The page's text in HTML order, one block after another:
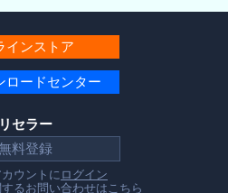
インストア
ロードセンター
リセラー
料登録
ウントに ログイン
るお問い合わせは こちら